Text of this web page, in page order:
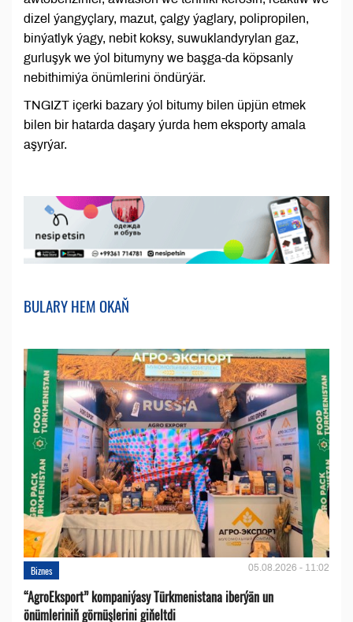
dizel ýangyçlary, mazut, çalgy ýaglary, polipropilen,
binýatlyk ýagy, nebit koksy, suwuklandyrylan gaz,
gurluşyk we ýol bitumyny we başga-da köpsanly
nebithimiýa önümlerini öndürýär.
TNGIZT içerki bazary ýol bitumy bilen üpjün etmek
bilen bir hatarda daşary ýurda hem eksporty amala
aşyrýar.
BULARY HEM OKAŇ
Biznes 05.08.2026 - 11:02
“AgroEksport” kompaniýasy Türkmenistana iberýän un
önümleriniň görnüşlerini giňeltdi